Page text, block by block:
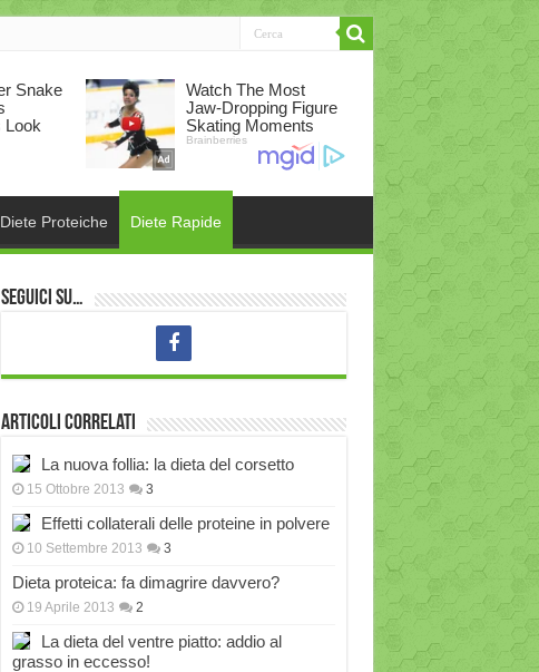
Diete Proteiche Diete Rapide
Seguici su…
Articoli correlati
La nuova follia: la dieta del corsetto
15 Ottobre 2013 3
Effetti collaterali delle proteine in polvere
10 Settembre 2013 3
Dieta proteica: fa dimagrire davvero?
19 Aprile 2013 2
La dieta del ventre piatto: addio al
grasso in eccesso!